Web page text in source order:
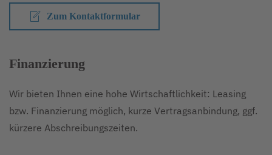
Zum Kontaktformular
Finanzierung
Wir bieten Ihnen eine hohe Wirtschaftlichkeit: Leasing
bzw. Finanzierung möglich, kurze Vertragsanbindung, ggf.
kürzere Abschreibungszeiten.